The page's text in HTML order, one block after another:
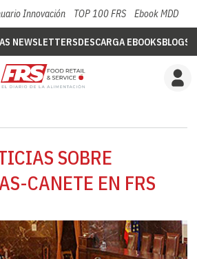
Innovación TOP 100 FRS Ebook MDD
NEWSLETTERSDESCARGA EBOOKSBLOGS
SOBRE
CANETE EN FRS